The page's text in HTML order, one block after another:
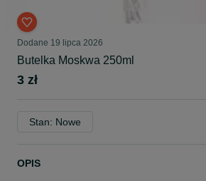
Dodane 19 lipca 2026
Butelka Moskwa 250ml
3 zł
Stan: Nowe
OPIS